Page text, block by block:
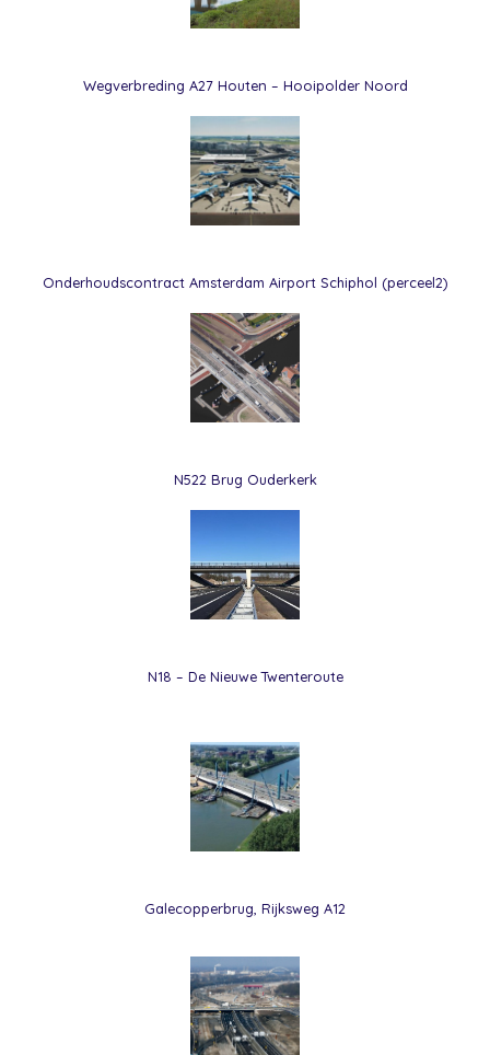
Wegverbreding A27 Houten – Hooipolder Noord
Onderhoudscontract Amsterdam Airport Schiphol (perceel2)
N522 Brug Ouderkerk
N18 – De Nieuwe Twenteroute
Galecopperbrug, Rijksweg A12